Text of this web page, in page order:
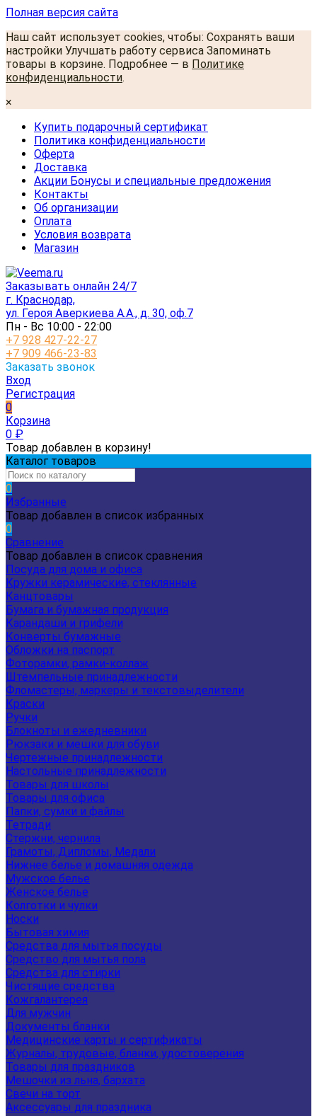
Полная версия сайта
Наш сайт использует cookies, чтобы: Сохранять ваши
настройки Улучшать работу сервиса Запоминать
товары в корзине. Подробнее — в Политике
конфиденциальности.
×
Купить подарочный сертификат
Политика конфиденциальности
Оферта
Доставка
Акции Бонусы и специальные предложения
Контакты
Об организации
Оплата
Условия возврата
Магазин
Заказывать онлайн 24/7
г. Краснодар,
ул. Героя Аверкиева А.А., д. 30, оф.7
Пн - Вс 10:00 - 22:00
+7 928 427-22-27
+7 909 466-23-83
Заказать звонок
Вход
Регистрация
0
Корзина
0 ₽
Товар добавлен в корзину!
Каталог товаров
0
Избранные
Товар добавлен в список избранных
0
Сравнение
Товар добавлен в список сравнения
Посуда для дома и офиса
Кружки керамические, стеклянные
Канцтовары
Бумага и бумажная продукция
Карандаши и грифели
Конверты бумажные
Обложки на паспорт
Фоторамки, рамки-коллаж
Штемпельные принадлежности
Фломастеры, маркеры и текстовыделители
Краски
Ручки
Блокноты и ежедневники
Рюкзаки и мешки для обуви
Чертежные принадлежности
Настольные принадлежности
Товары для школы
Товары для офиса
Папки, сумки и файлы
Тетради
Стержни, чернила
Грамоты, Дипломы, Медали
Нижнее белье и домашняя одежда
Мужское белье
Женское белье
Колготки и чулки
Носки
Бытовая химия
Средства для мытья посуды
Средство для мытья пола
Средства для стирки
Чистящие средства
Кожгалантерея
Для мужчин
Документы бланки
Медицинские карты и сертификаты
Журналы, трудовые, бланки, удостоверения
Товары для праздников
Мешочки из льна, бархата
Свечи на торт
Аксессуары для праздника